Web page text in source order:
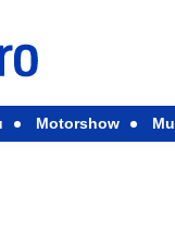
Motorshow